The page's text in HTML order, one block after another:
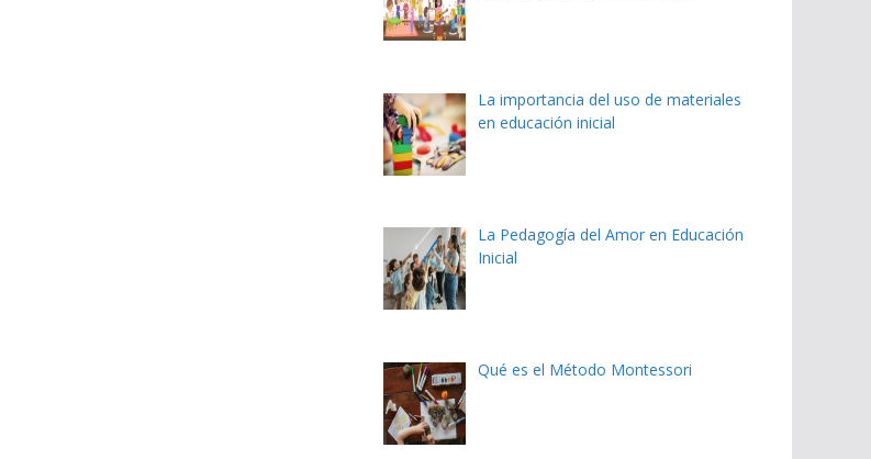
La importancia del uso de materiales
en educación inicial
La Pedagogía del Amor en Educación
Inicial
Qué es el Método Montessori